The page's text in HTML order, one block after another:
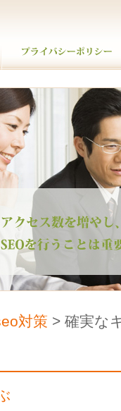
対策 > 確実な